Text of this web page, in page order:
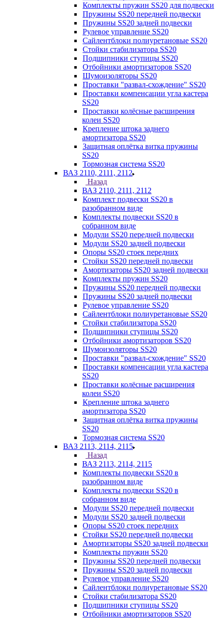
Комплекты пружин SS20 для подвески
Пружины SS20 передней подвески
Пружины SS20 задней подвески
Рулевое управление SS20
Сайлентблоки полиуретановые SS20
Стойки стабилизатора SS20
Подшипники ступицы SS20
Отбойники амортизаторов SS20
Шумоизоляторы SS20
Проставки "развал-схождение" SS20
Проставки компенсации угла кастера
SS20
Проставки колёсные расширения
колеи SS20
Крепление штока заднего
амортизатора SS20
Защитная оплётка витка пружины
SS20
Тормозная система SS20
ВАЗ 2110, 2111, 2112
Назад
ВАЗ 2110, 2111, 2112
Комплект подвески SS20 в
разобранном виде
Комплекты подвески SS20 в
собранном виде
Модули SS20 передней подвески
Модули SS20 задней подвески
Опоры SS20 стоек передних
Стойки SS20 передней подвески
Амортизаторы SS20 задней подвески
Комплекты пружин SS20
Пружины SS20 передней подвески
Пружины SS20 задней подвески
Рулевое управление SS20
Сайлентблоки полиуретановые SS20
Стойки стабилизатора SS20
Подшипники ступицы SS20
Отбойники амортизаторов SS20
Шумоизоляторы SS20
Проставки "развал-схождение" SS20
Проставки компенсации угла кастера
SS20
Проставки колёсные расширения
колеи SS20
Крепление штока заднего
амортизатора SS20
Защитная оплётка витка пружины
SS20
Тормозная система SS20
ВАЗ 2113, 2114, 2115
Назад
ВАЗ 2113, 2114, 2115
Комплекты подвески SS20 в
разобранном виде
Комплекты подвески SS20 в
собранном виде
Модули SS20 передней подвески
Модули SS20 задней подвески
Опоры SS20 стоек передних
Стойки SS20 передней подвески
Амортизаторы SS20 задней подвески
Комплекты пружин SS20
Пружины SS20 передней подвески
Пружины SS20 задней подвески
Рулевое управление SS20
Сайлентблоки полиуретановые SS20
Стойки стабилизатора SS20
Подшипники ступицы SS20
Отбойники амортизаторов SS20